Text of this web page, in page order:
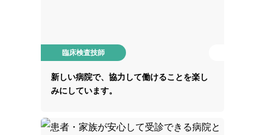
臨床検査技師
新しい病院で、協力して働けることを楽し
みにしています。